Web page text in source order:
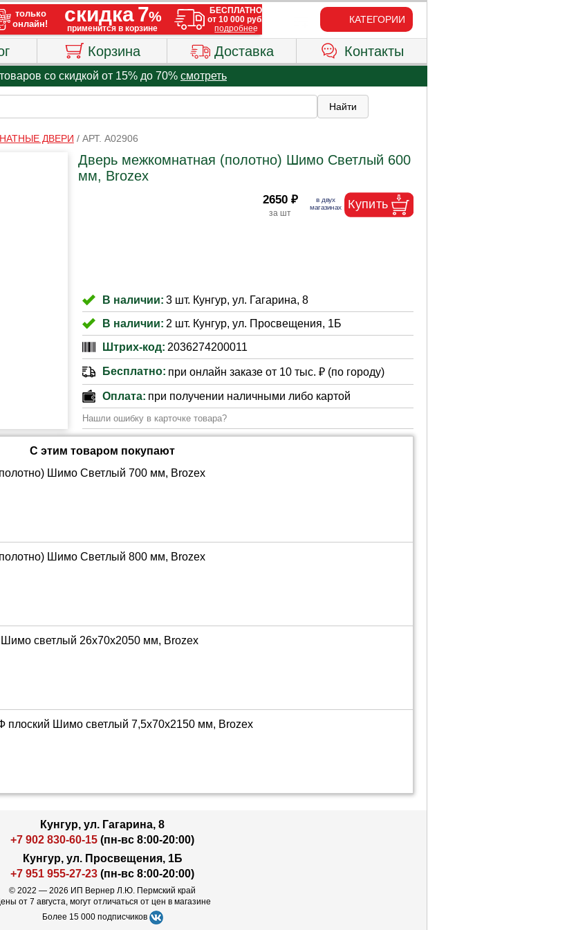
КАТЕГОРИИ
Корзина Доставка Контакты
со скидкой от 15% до 70% смотреть
ДВЕРИ / АРТ. A02906
Дверь межкомнатная (полотно) Шимо Светлый 600
мм, Brozex
2650 ₽
В наличии: 3 шт. Кунгур, ул. Гагарина, 8
В наличии: 2 шт. Кунгур, ул. Просвещения, 1Б
Штрих-код: 2036274200011
Бесплатно: при онлайн заказе от 10 тыс. ₽ (по городу)
Оплата: при получении наличными либо картой
Нашли ошибку в карточке товара?
С этим товаром покупают
Шимо Светлый 700 мм, Brozex
Шимо Светлый 800 мм, Brozex
светлый 26х70х2050 мм, Brozex
плоский Шимо светлый 7,5х70х2150 мм, Brozex
Кунгур, ул. Гагарина, 8
+7 902 830-60-15 (пн-вс 8:00-20:00)
Кунгур, ул. Просвещения, 1Б
+7 951 955-27-23 (пн-вс 8:00-20:00)
© 2022 — 2026 ИП Вернер Л.Ю. Пермский край
от 7 августа, могут отличаться от цен в магазине
Более 15 000 подписчиков